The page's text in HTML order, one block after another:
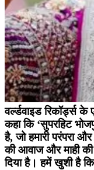
वर्ल्डवाइड रिकॉर्ड्स के
कहा कि ‘सुपरहिट
है, जो हमारी परंपरा
की आवाज और माही की
दिया है। हमें खुशी है कि